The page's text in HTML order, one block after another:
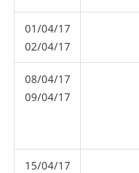
01/04/17
02/04/17
08/04/17
09/04/17
15/04/17